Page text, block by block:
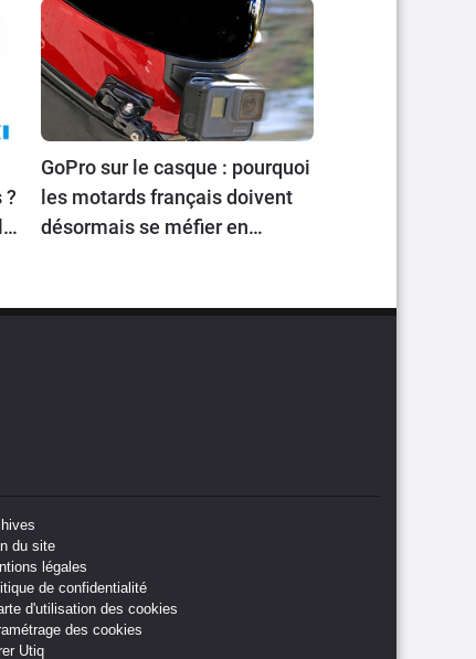
?
GoPro sur le casque : pourquoi
les motards français doivent
désormais se méfier en
du site
légales
de confidentialité
d'utilisation des cookies
des cookies
Utiq